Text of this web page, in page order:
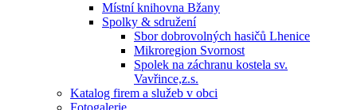
Místní knihovna Bžany
Spolky & sdružení
Sbor dobrovolných hasičů Lhenice
Mikroregion Svornost
Spolek na záchranu kostela sv.
Vavřince,z.s.
Katalog firem a služeb v obci
Fotogalerie